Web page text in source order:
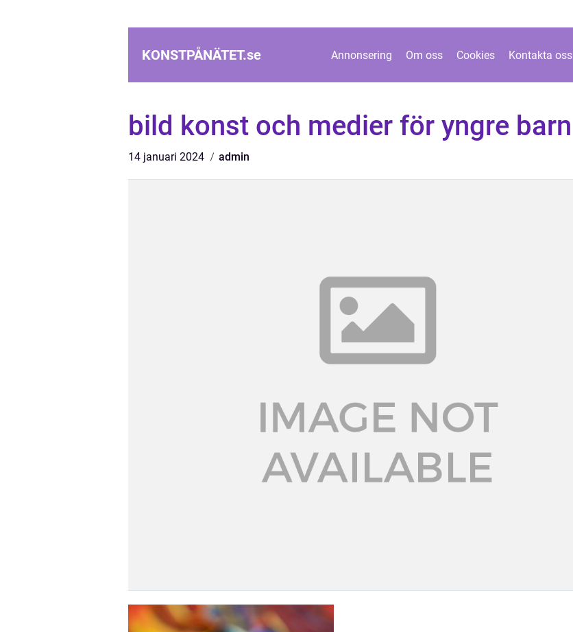
KONSTPÅNÄTET.se Annonsering Om oss Cookies Kontakta oss
bild konst och medier för yngre barn
14 januari 2024 admin